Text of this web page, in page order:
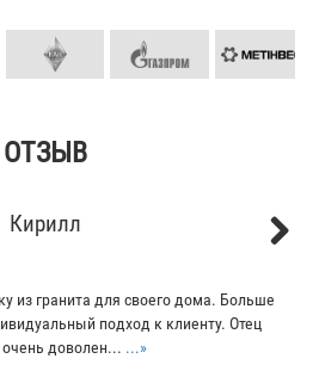
ОТЗЫВ
Кирилл
из гранита для своего дома. Больше
подход к клиенту. Отец
очень доволен... ...»